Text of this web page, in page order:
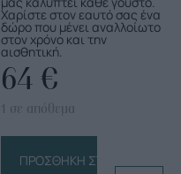
Χαρίστε στον εαυτό σας ένα
δώρο που μένει αναλλοίωτο
στον χρόνο και την
αισθητική.
64 €
1 σε απόθεμα
ΠΡΟΣΘΉΚΗ ΣΤΟ ΚΑΛΆΘΙ